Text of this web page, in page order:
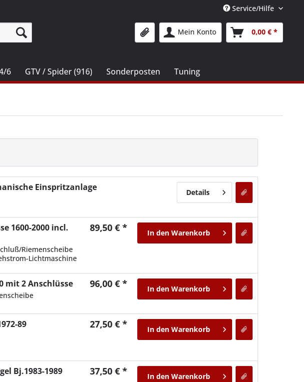
Service/Hilfe
Mein Konto 0,00 € *
6 GTV / Spider (916) Sonderposten Tuning
Einspritzanlage Details
1600-2000 incl.
Riemenscheibe
Lichtmaschine
89,50 € * In den Warenkorb
mit 2 Anschlüsse 96,00 € * In den Warenkorb
89
27,50 € * In den Warenkorb
Bj.1983-1989 37,50 € * In den Warenkorb